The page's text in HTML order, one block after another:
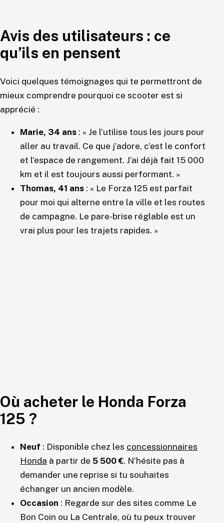
Avis des utilisateurs : ce
qu’ils en pensent
Voici quelques témoignages qui te permettront de
mieux comprendre pourquoi ce scooter est si
apprécié :
Marie, 34 ans : « Je l’utilise tous les jours pour
aller au travail. Ce que j’adore, c’est le confort
et l’espace de rangement. J’ai déjà fait 15 000
km et il est toujours aussi performant. »
Thomas, 41 ans : « Le Forza 125 est parfait
pour moi qui alterne entre la ville et les routes
de campagne. Le pare-brise réglable est un
vrai plus pour les trajets rapides. »
Où acheter le Honda Forza
125 ?
Neuf : Disponible chez les concessionnaires
Honda à partir de 5 500 €. N’hésite pas à
demander une reprise si tu souhaites
échanger un ancien modèle.
Occasion : Regarde sur des sites comme Le
Bon Coin ou La Centrale, où tu peux trouver